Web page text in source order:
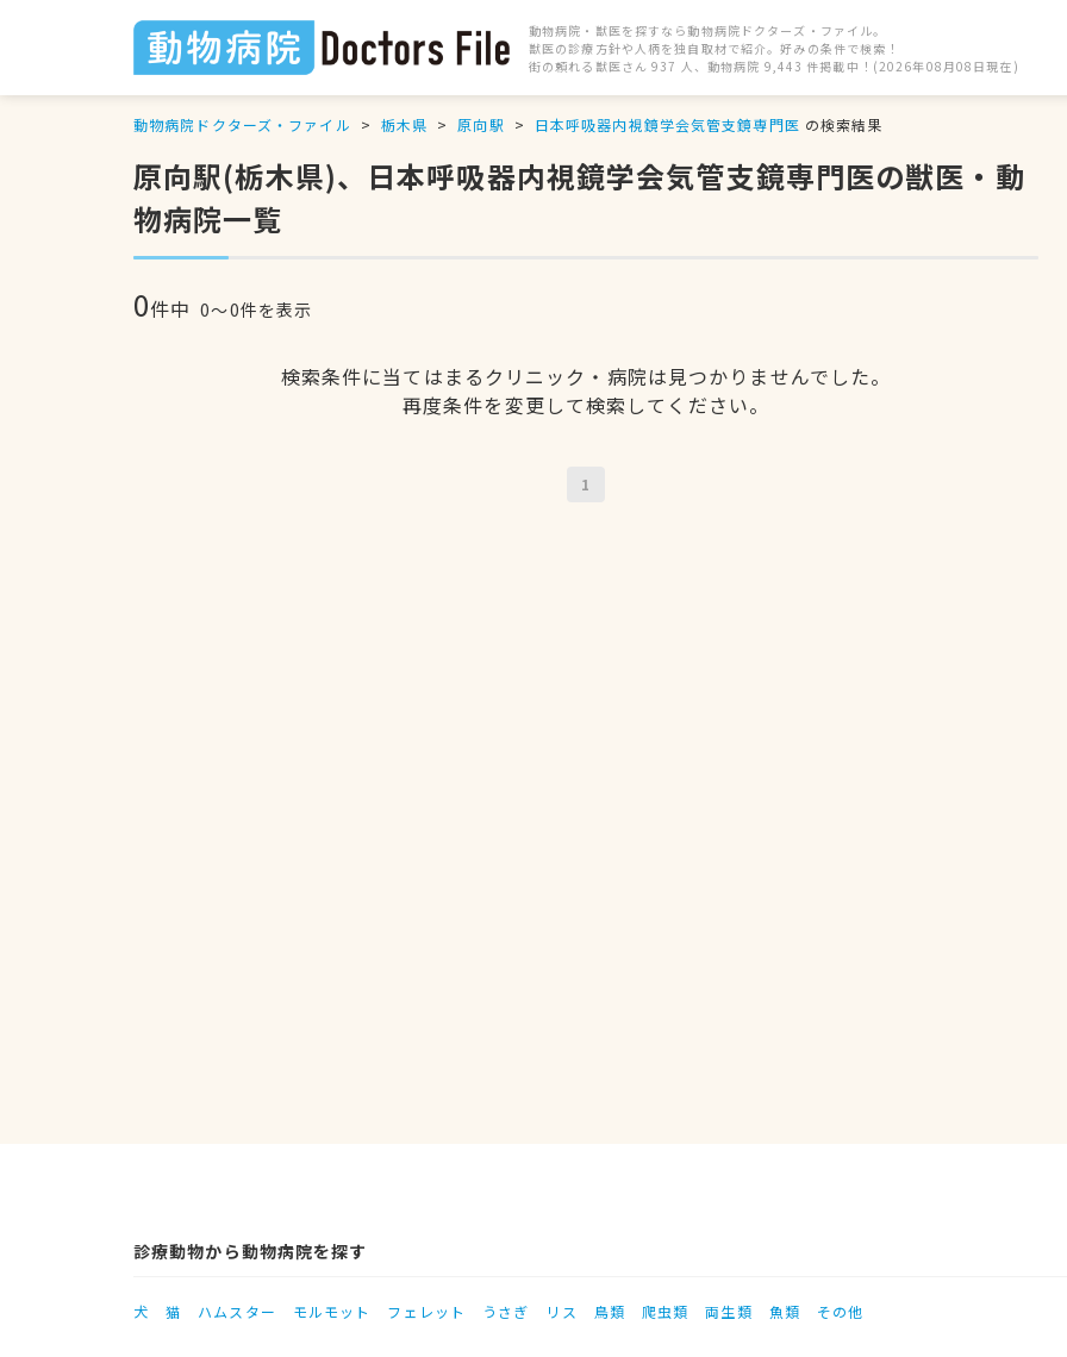
動物病院・獣医を探すなら動物病院ドクターズ・ファイル。
獣医の診療方針や人柄を独自取材で紹介。好みの条件で検索！
街の頼れる獣医さん 937 人、動物病院 9,443 件掲載中！(2026年08月08日現在)
動物病院ドクターズ・ファイル 栃木県 原向駅 日本呼吸器内視鏡学会気管支鏡専門医 の検索結果
原向駅(栃木県)、日本呼吸器内視鏡学会気管支鏡専門医の獣医・動
物病院一覧
0件中 0〜0件を表示
検索条件に当てはまるクリニック・病院は見つかりませんでした。
再度条件を変更して検索してください。
1
診療動物から動物病院を探す
犬 猫 ハムスター モルモット フェレット うさぎ リス 鳥類 爬虫類 両生類 魚類 その他